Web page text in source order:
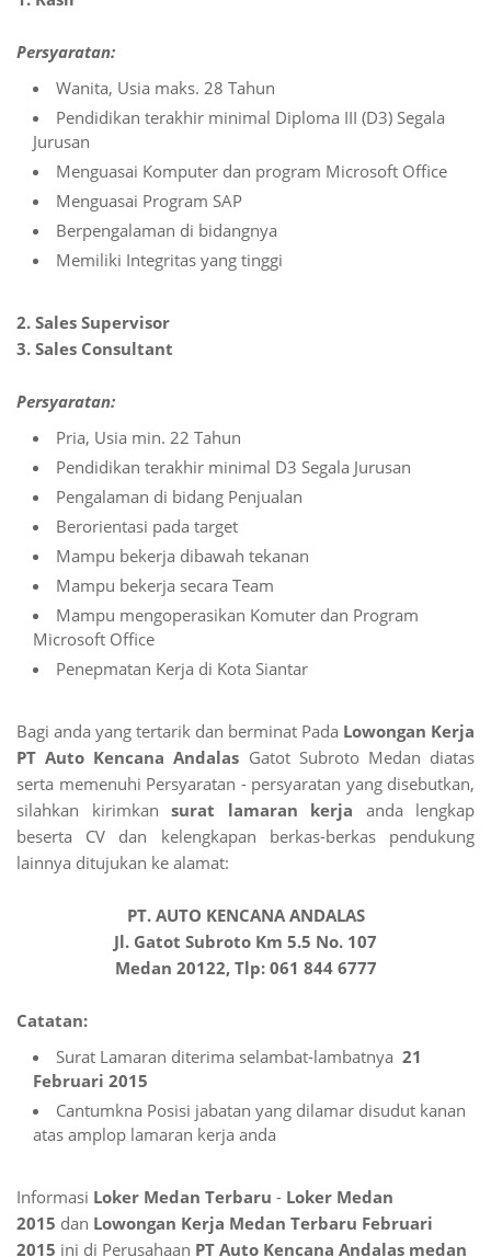
Persyaratan:
Wanita, Usia maks. 28 Tahun
Pendidikan terakhir minimal Diploma III (D3) Segala
Jurusan
Menguasai Komputer dan program Microsoft Office
Menguasai Program SAP
Berpengalaman di bidangnya
Memiliki Integritas yang tinggi
2. Sales Supervisor
3. Sales Consultant
Persyaratan:
Pria, Usia min. 22 Tahun
Pendidikan terakhir minimal D3 Segala Jurusan
Pengalaman di bidang Penjualan
Berorientasi pada target
Mampu bekerja dibawah tekanan
Mampu bekerja secara Team
Mampu mengoperasikan Komuter dan Program
Microsoft Office
Penepmatan Kerja di Kota Siantar
Bagi anda yang tertarik dan berminat Pada Lowongan Kerja
PT Auto Kencana Andalas Gatot Subroto Medan diatas
serta memenuhi Persyaratan - persyaratan yang disebutkan,
silahkan kirimkan surat lamaran kerja anda lengkap
beserta CV dan kelengkapan berkas-berkas pendukung
lainnya ditujukan ke alamat:
PT. AUTO KENCANA ANDALAS
Jl. Gatot Subroto Km 5.5 No. 107
Medan 20122, Tlp: 061 844 6777
Catatan:
Surat Lamaran diterima selambat-lambatnya 21
Februari 2015
Cantumkna Posisi jabatan yang dilamar disudut kanan
atas amplop lamaran kerja anda
Informasi Loker Medan Terbaru - Loker Medan
2015 dan Lowongan Kerja Medan Terbaru Februari
2015 ini di Perusahaan PT Auto Kencana Andalas medan